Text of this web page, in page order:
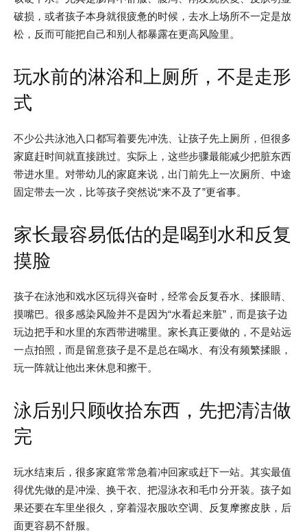
破损，或者孩子本身就很疲惫的时候，去水上场所不一定是放
松，反而可能把自己和别人都暴露在更高风险里。
玩水前的淋浴和上厕所，不是走形
式
不少公共泳池入口都写着要先冲洗、让孩子先上厕所，但很多
家庭赶时间就直接跳过。实际上，这些步骤最能减少把脏东西
带进水里。对带幼儿的家庭来说，出门前先上一次厕所、中途
固定带去一次，比等孩子突然说“来不及了”更省事。
家长最容易低估的是喝到水和反复
摸脸
孩子在泳池和戏水区玩得兴奋时，经常会反复吞水、揉眼睛、
摸嘴巴。很多感染风险并不是因为“水看起来脏”，而是孩子边
玩边把手和水里的东西带进嘴里。家长真正要做的，不是站远
一点拍照，而是留意孩子是不是总在喝水、有没有频繁揉眼，
玩一阵就让他出来休息和擦干。
泳后别只顾收拾东西，先把清洁做
完
玩水结束后，很多家庭常常急着冲回家或赶下一站。其实最值
得优先做的是冲澡、换干衣、把湿泳衣和毛巾分开装。孩子如
果还要在车里坐很久，穿着湿衣服吹空调、反复摩擦皮肤，后
面更容易不舒服。